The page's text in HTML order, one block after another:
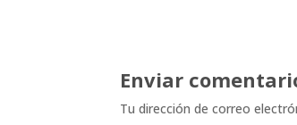
Enviar
Tu dirección de correo